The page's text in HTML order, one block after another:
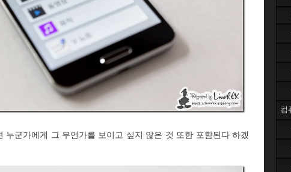
군가에게 그 무언가를 보이고 싶지 않은 것 또한 포함된다 하겠
컴